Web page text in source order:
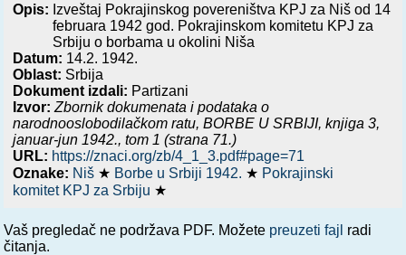
Opis: Izveštaj Pokrajinskog povereništva KPJ za Niš od 14
februara 1942 god. Pokrajinskom komitetu KPJ za
Srbiju o borbama u okolini Niša
Datum: 14.2. 1942.
Oblast: Srbija
Dokument izdali: Partizani
Izvor: Zbornik dokumenata i podataka o
narodnooslobodilačkom ratu,BORBE U SRBIJI, knjiga 3,
januar-jun 1942., tom 1 (strana 71.)
URL: https://znaci.org/zb/4_1_3.pdf#page=71
Oznake: Niš ★ Borbe u Srbiji 1942. ★ Pokrajinski
komitet KPJ za Srbiju ★
Vaš pregledač ne podržava PDF. Možete preuzeti fajl radi
čitanja.